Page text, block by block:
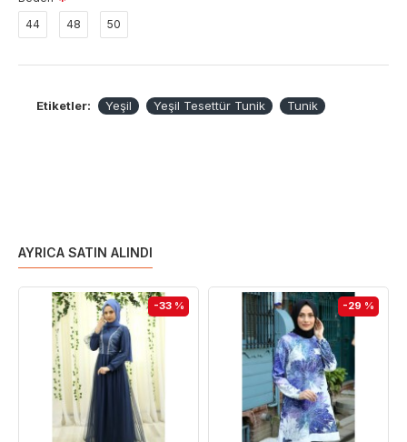
44
48 50
Etiketler: Yeşil Yeşil Tesettür Tunik Tunik
AYRICA SATIN ALINDI
-33 % -29 %